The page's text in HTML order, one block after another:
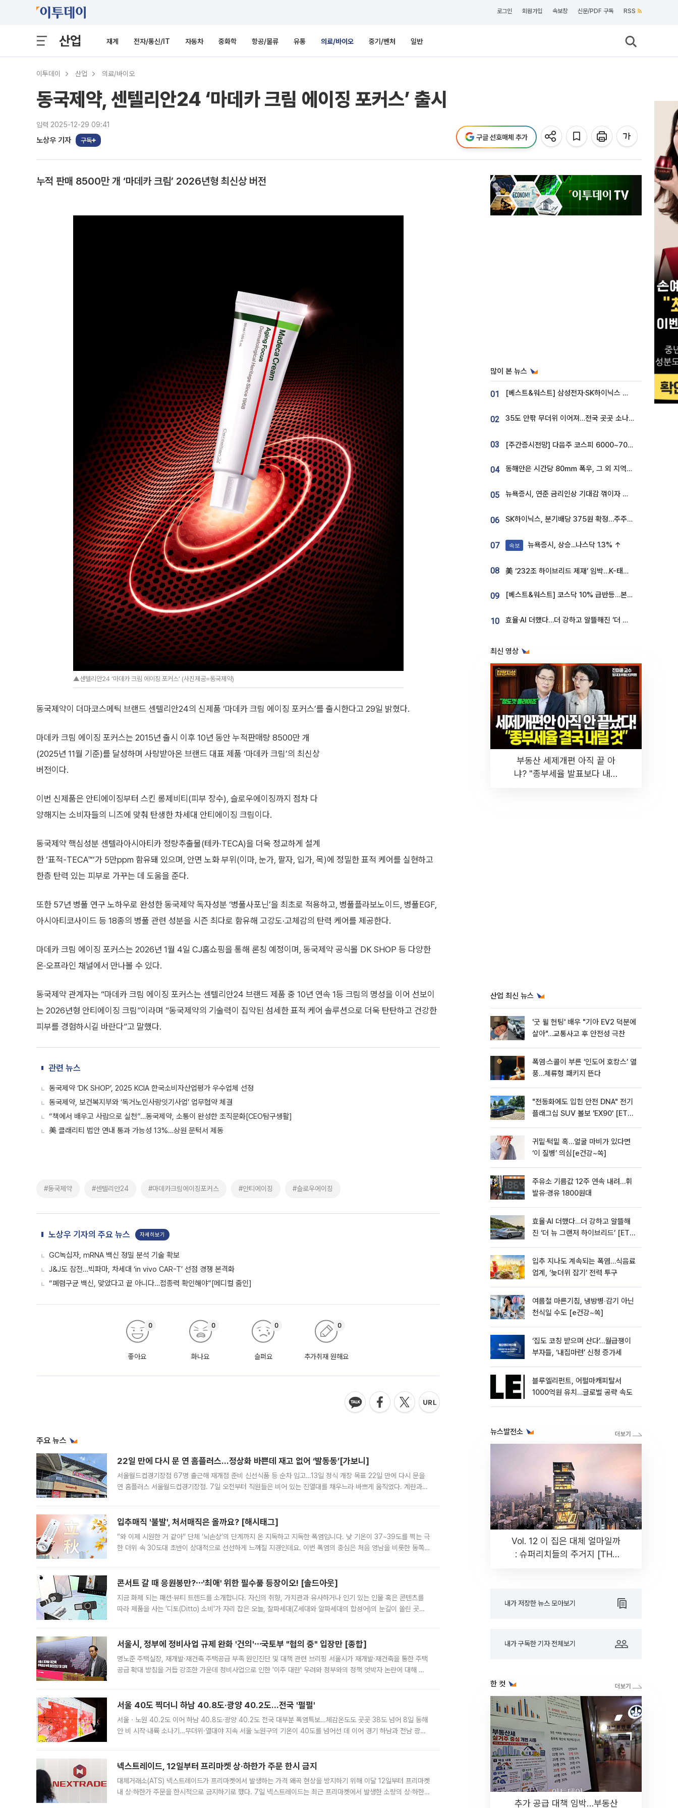
로그인 회원가입 속보창 신문/PDF 구독 RSS
산업 재계 전자/통신/IT 자동차 중화학 항공/물류 유통 의료/바이오 중기/벤처 일반
이투데이 산업 의료/바이오
동국제약, 센텔리안24 ‘마데카 크림 에이징 포커스’ 출시
입력 2025-12-29 09:41
노상우 기자 구독 구글 선호매체 추가
누적 판매 8500만 개 ‘마데카 크림’ 2026년형 최신상 버전
▲센텔리안24 ‘마데카 크림 에이징 포커스’ (사진제공=동국제약)
동국제약이 더마코스메틱 브랜드 센텔리안24의 신제품 ‘마데카 크림 에이징 포커스’를 출시한다고 29일 밝혔다.
마데카 크림 에이징 포커스는 2015년 출시 이후 10년 동안 누적판매량 8500만 개
(2025년 11월 기준)를 달성하며 사랑받아온 브랜드 대표 제품 ‘마데카 크림’의 최신상
버전이다.
이번 신제품은 안티에이징부터 스킨 롱제비티(피부 장수), 슬로우에이징까지 점차 다
양해지는 소비자들의 니즈에 맞춰 탄생한 차세대 안티에이징 크림이다.
동국제약 핵심성분 센텔라아시아티카 정량추출물(테카·TECA)을 더욱 정교하게 설계
한 ‘표적-TECA™’가 5만ppm 함유돼 있으며, 안면 노화 부위(이마, 눈가, 팔자, 입가, 목)에 정밀한 표적 케어를 실현하고
한층 탄력 있는 피부로 가꾸는 데 도움을 준다.
또한 57년 병풀 연구 노하우로 완성한 동국제약 독자성분 ‘병풀사포닌’을 최초로 적용하고, 병풀플라보노이드, 병풀EGF,
아시아티코사이드 등 18종의 병풀 관련 성분을 시즌 최다로 함유해 고강도·고체감의 탄력 케어를 제공한다.
마데카 크림 에이징 포커스는 2026년 1월 4일 CJ홈쇼핑을 통해 론칭 예정이며, 동국제약 공식몰 DK SHOP 등 다양한
온·오프라인 채널에서 만나볼 수 있다.
동국제약 관계자는 “마데카 크림 에이징 포커스는 센텔리안24 브랜드 제품 중 10년 연속 1등 크림의 명성을 이어 선보이
는 2026년형 안티에이징 크림”이라며 “동국제약의 기술력이 집약된 섬세한 표적 케어 솔루션으로 더욱 탄탄하고 건강한
피부를 경험하시길 바란다”고 말했다.
관련 뉴스
동국제약 ‘DK SHOP’, 2025 KCIA 한국소비자산업평가 우수업체 선정
동국제약, 보건복지부와 ‘독거노인사랑잇기사업’ 업무협약 체결
“책에서 배우고 사람으로 실천”…동국제약, 소통이 완성한 조직문화[CEO탐구생활]
美 클래리티 법안 연내 통과 가능성 13%…상원 문턱서 제동
#동국제약 #센텔리안24 #마데카크림에이징포커스 #안티에이징 #슬로우에이징
노상우 기자의 주요 뉴스 자세히보기
GC녹십자, mRNA 백신 정밀 분석 기술 확보
J&J도 참전…빅파마, 차세대 ‘in vivo CAR-T’ 선점 경쟁 본격화
“폐렴구균 백신, 맞았다고 끝 아니다…접종력 확인해야”[메디컬 줌인]
좋아요
0
화나요
0
슬퍼요
0
추가취재 원해요
0
주요 뉴스
22일 만에 다시 문 연 홈플러스…정상화 바쁜데 재고 없어 ‘발동동’[가보니]
서울월드컵경기장점 67명 출근해 재개점 준비 신선식품 등 순차 입고…13일 정식 개장 목표 22일 만에 다시 문을
연 홈플러스 서울월드컵경기장점. 7일 오전부터 직원들은 비어 있는 진열대를 채우느라 바쁘게 움직였다. 계란과
입추매직 '불발', 처서매직은 올까요? [해시태그]
“와 이제 시원한 거 같아” 단체 ‘뇌손상’의 단계까지 온 지독하고 지독한 폭염입니다. 낮 기온이 37~39도를 찍는 극
한 더위 속 30도대 초반이 상대적으로 선선하게 느껴질 지경인데요. 이번 폭염의 중심은 처음 영남을 비롯한 동쪽
콘서트 갈 때 응원봉만?⋯'최애' 위한 필수품 등장이오! [솔드아웃]
지금 화제 되는 패션·뷰티 트렌드를 소개합니다. 자신의 취향, 가치관과 유사하거나 인기 있는 인물 혹은 콘텐츠를
따라 제품을 사는 '디토(Ditto) 소비'가 자리 잡은 오늘, 잘파세대(Z세대와 알파세대의 합성어)의 눈길이 쏠린 곳은
서울시, 정부에 정비사업 규제 완화 '건의'⋯국토부 "협의 중" 입장만 [종합]
명노준 주택실장, 재개발·재건축 주택공급 부족 원인진단 및 대책 관련 브리핑 서울시가 재개발·재건축을 통한 주택
공급 확대 방침을 거듭 강조한 가운데 정비사업으로 인한 '이주 대란' 우려와 정부와의 정책 엇박자 논란에 대해 정
서울 40도 찍더니 하남 40.8도·광양 40.2도…전국 '펄펄'
서울ㆍ노원 40.2도 이어 하남 40.8도·광양 40.2도 전국 대부분 폭염특보…체감온도도 곳곳 38도 넘어 8일 동해
안 비 시작·내륙 소나기…무더위·열대야 지속 서울 노원구의 기온이 40도를 넘어선 데 이어 경기 하남과 전남 광양
넥스트레이드, 12일부터 프리마켓 상·하한가 주문 한시 금지
대체거래소(ATS) 넥스트레이드가 프리마켓에서 발생하는 가격 왜곡 현상을 방지하기 위해 이달 12일부터 프리마켓
내 상·하한가 주문을 한시적으로 금지하기로 했다. 7일 넥스트레이드는 최근 프리마켓에서 발생한 소량의 상·하한
많이 본 뉴스
01 [베스트&워스트] 삼성전자·SK하이닉스 밀린 한 주…상상인증권은 85% 급등
02 35도 안팎 무더위 이어져…전국 곳곳 소나기 [오늘 날씨]
03 [주간증시전망] 다음주 코스피 6000~7000⋯“外人 수급은 정책이 변수”
04 동해안은 시간당 80㎜ 폭우, 그 외 지역은 폭염…‘극과 극 날씨’
05 뉴욕증시, 연준 금리인상 기대감 꺾이자 상승...S&P500 사상 최고치 [종합]
06 SK하이닉스, 분기배당 375원 확정…주주환원책 9월로 앞당겨 발표
07 속보 뉴욕증시, 상승...나스닥 1.3% ↑
08 美 ‘232조 하이브리드 제재’ 임박…K-태양광, 불확실성 털고 날개 다나
09 [베스트&워스트] 코스닥 10% 급반등…본느, 최대주주 변경 기대에 270% 폭등
10 효율·AI 더했다…더 강하고 알뜰해진 ‘더 뉴 그랜저 하이브리드’ [ET의 모빌리티]
최신 영상
부동산 세제개편 아직 끝 아
냐? "종부세율 발표보다 내릴
산업 최신 뉴스
'굿 윌 헌팅' 배우 "기아 EV2 덕분에
살아"…교통사고 후 안전성 극찬
폭염·스콜이 부른 ‘인도어 호캉스’ 열
풍…체류형 패키지 뜬다
"전동화에도 입힌 안전 DNA" 전기
플래그십 SUV 볼보 'EX90' [ET의
귀밑·턱밑 혹…얼굴 마비가 있다면
‘이 질병’ 의심[e건강~쏙]
주유소 기름값 12주 연속 내려…휘
발유·경유 1800원대
효율·AI 더했다…더 강하고 알뜰해
진 ‘더 뉴 그랜저 하이브리드’ [ET의
입추 지나도 계속되는 폭염…식음료
업계, ‘늦더위 잡기’ 전력 투구
여름철 마른기침, 냉방병‧감기 아닌
천식일 수도 [e건강~쏙]
‘집도 코칭 받으며 산다’…월급쟁이
부자들, ‘내집마련’ 신청 증가세
블루엘리펀트, 어펄마캐피탈서
1000억원 유치…글로벌 공략 속도
뉴스발전소
Vol. 12 이 집은 대체 얼마일까
: 슈퍼리치들의 주거지 [THE
내가 저장한 뉴스 모아보기
내가 구독한 기자 전체보기
한 컷
추가 공급 대책 임박…부동산